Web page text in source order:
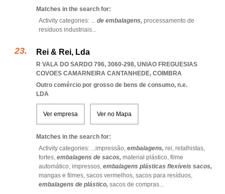
Matches in the search for:
Activity categories: ... de embalagens, processamento de
resíduos industriais...
Rei & Rei, Lda
R VALA DO SARDO 796, 3060-298, UNIAO FREGUESIAS
COVOES CAMARNEIRA CANTANHEDE, COIMBRA
Outro comércio por grosso de bens de consumo, n.e.
LDA
Ver empresa Ver no Mapa
Matches in the search for:
Activity categories: ...impressão, embalagens, rei, retalhistas,
fortes, embalagens de sacos, material plástico, filme
automático, impressos, embalagens plásticas flexíveis sacos,
mangas e filmes, sacos vermelhos, sacos para resíduos,
embalagens de plástico, sacos de compras...